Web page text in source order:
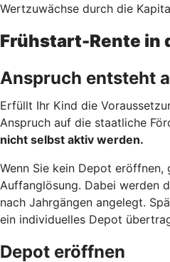
Wertzuwächse durch die
Frühstart-Rente in
Anspruch entsteht
Erfüllt Ihr Kind die
Anspruch auf die staatliche
nicht selbst aktiv werden.
Wenn Sie kein Depot
Auffanglösung. Dabei werden
nach Jahrgängen angelegt.
ein individuelles Depot
Depot eröffnen